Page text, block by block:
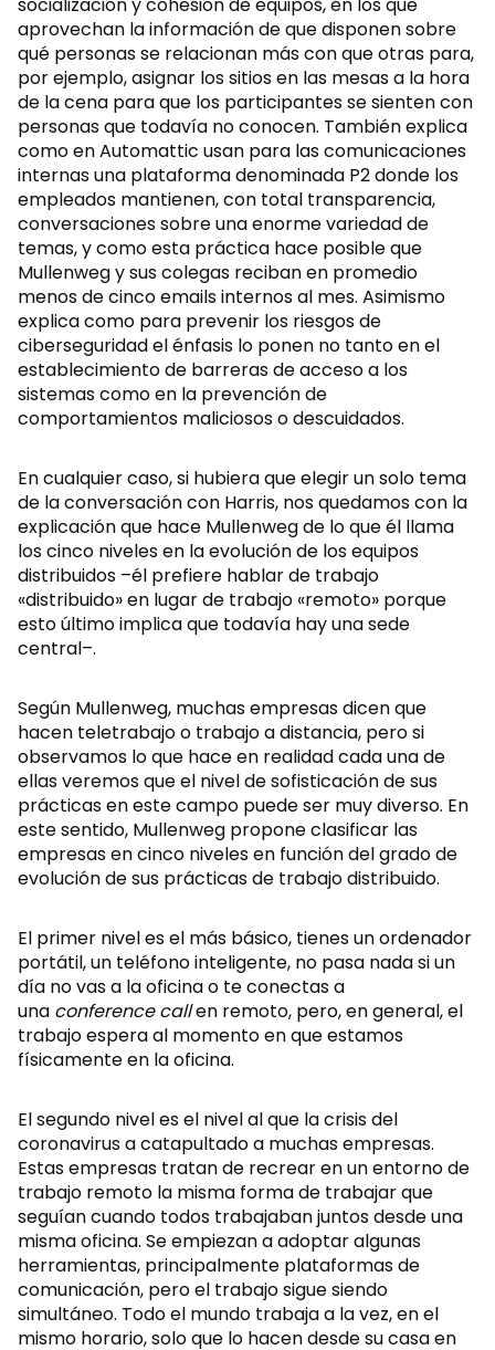
aprovechan la información de que disponen sobre
qué personas se relacionan más con que otras para,
por ejemplo, asignar los sitios en las mesas a la hora
de la cena para que los participantes se sienten con
personas que todavía no conocen. También explica
como en Automattic usan para las comunicaciones
internas una plataforma denominada P2 donde los
empleados mantienen, con total transparencia,
conversaciones sobre una enorme variedad de
temas, y como esta práctica hace posible que
Mullenweg y sus colegas reciban en promedio
menos de cinco emails internos al mes. Asimismo
explica como para prevenir los riesgos de
ciberseguridad el énfasis lo ponen no tanto en el
establecimiento de barreras de acceso a los
sistemas como en la prevención de
comportamientos maliciosos o descuidados.
En cualquier caso, si hubiera que elegir un solo tema
de la conversación con Harris, nos quedamos con la
explicación que hace Mullenweg de lo que él llama
los cinco niveles en la evolución de los equipos
distribuidos –él prefiere hablar de trabajo
«distribuido» en lugar de trabajo «remoto» porque
esto último implica que todavía hay una sede
central–.
Según Mullenweg, muchas empresas dicen que
hacen teletrabajo o trabajo a distancia, pero si
observamos lo que hace en realidad cada una de
ellas veremos que el nivel de sofisticación de sus
prácticas en este campo puede ser muy diverso. En
este sentido, Mullenweg propone clasificar las
empresas en cinco niveles en función del grado de
evolución de sus prácticas de trabajo distribuido.
El primer nivel es el más básico, tienes un ordenador
portátil, un teléfono inteligente, no pasa nada si un
día no vas a la oficina o te conectas a
una conference callen remoto, pero, en general, el
trabajo espera al momento en que estamos
físicamente en la oficina.
El segundo nivel es el nivel al que la crisis del
coronavirus a catapultado a muchas empresas.
Estas empresas tratan de recrear en un entorno de
trabajo remoto la misma forma de trabajar que
seguían cuando todos trabajaban juntos desde una
misma oficina. Se empiezan a adoptar algunas
herramientas, principalmente plataformas de
comunicación, pero el trabajo sigue siendo
simultáneo. Todo el mundo trabaja a la vez, en el
mismo horario, solo que lo hacen desde su casa en